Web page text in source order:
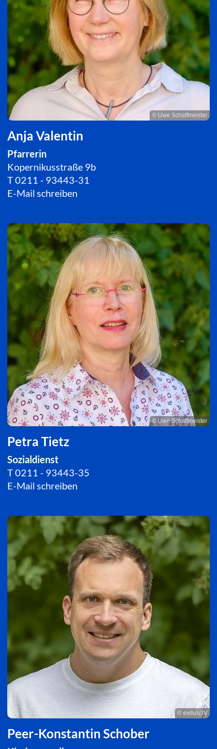
© Uwe Schaffmeister
Anja Valentin
Pfarrerin
Kopernikusstraße 9b
T0211 - 93443-31
E-Mail schreiben
© Uwe Schaffmeister
Petra Tietz
Sozialdienst
T0211 - 93443-35
E-Mail schreiben
© evdus/JV
Peer-Konstantin Schober